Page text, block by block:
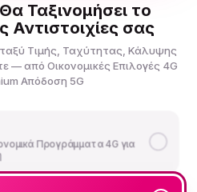
Ταξινομήσει το
Αντιστοιχίες σας
Τιμής, Ταχύτητας, Κάλυψης
— από Οικονομικές Επιλογές 4G
Απόδοση 5G
Προγράμματα 4G για